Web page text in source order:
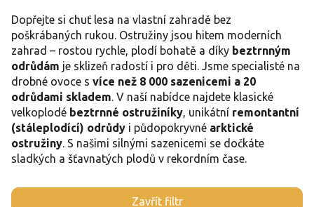
Dopřejte si chuť lesa na vlastní zahradě bez
poškrábaných rukou. Ostružiny jsou hitem moderních
zahrad – rostou rychle, plodí bohatě a díky beztrnným
odrůdám je sklizeň radostí i pro děti. Jsme specialisté na
drobné ovoce s více než 8 000 sazenicemi a 20
odrůdami skladem . V naší nabídce najdete klasické
velkoplodé beztrnné ostružiníky , unikátní remontantní
(stáleplodící) odrůdy i půdopokryvné arktické
ostružiny . S našimi silnými sazenicemi se dočkáte
sladkých a šťavnatých plodů v rekordním čase.
Zavřít filtr
V